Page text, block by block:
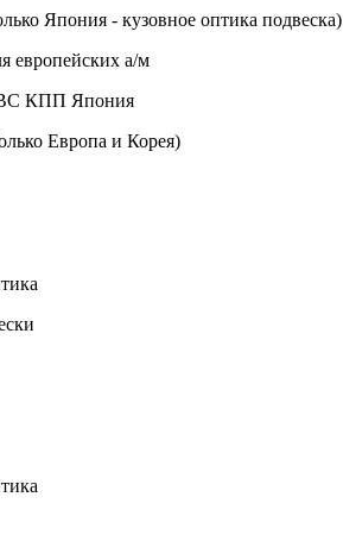
Япония - кузовное оптика подвеска)
европейских а/м
КПП Япония
Европа и Корея)